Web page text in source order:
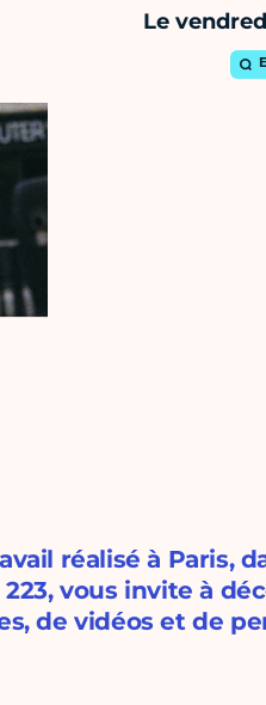
Le
réalisé à Paris,
vous invite à
de vidéos et de